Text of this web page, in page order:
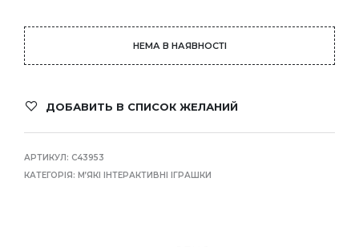
НЕМА В НАЯВНОСТІ
ДОБАВИТЬ В СПИСОК ЖЕЛАНИЙ
АРТИКУЛ: С43953
КАТЕГОРІЯ: М’ЯКІ ІНТЕРАКТИВНІ ІГРАШКИ